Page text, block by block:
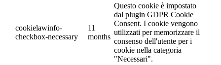
cookielawinfo-
checkbox-necessary
11
months
Questo cookie è impostato
dal plugin GDPR Cookie
Consent. I cookie vengono
utilizzati per memorizzare il
consenso dell'utente per i
cookie nella categoria
"Necessari".